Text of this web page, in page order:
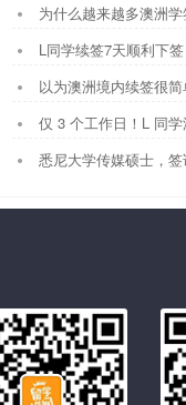
为什么越来越多澳洲
L同学续签7天顺利下
以为澳洲境内续签很
仅 3 个工作日！L 同
悉尼大学传媒硕士，